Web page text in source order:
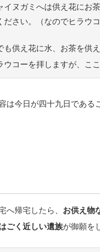
ヌガミへは供え花にお茶
ださい。（なのでヒラウ
供え花に水、お茶を供
ウコーを拝しますが、こ
は今日が四十九日である
へ帰宅したら、 お供え物
ごく近しい遺族が御願を